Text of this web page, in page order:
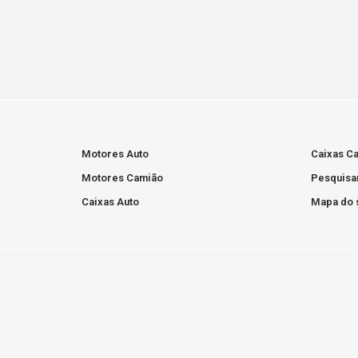
Motores Auto
Motores Camião
Caixas Auto
Caixas
Mapa do